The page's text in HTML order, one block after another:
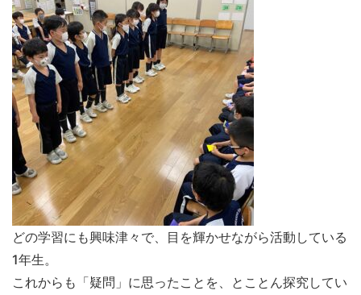
どの学習にも興味津々で、目を輝かせながら活動している
1年生。
これからも「疑問」に思ったことを、とことん探究してい